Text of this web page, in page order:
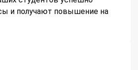
и получают повышение на